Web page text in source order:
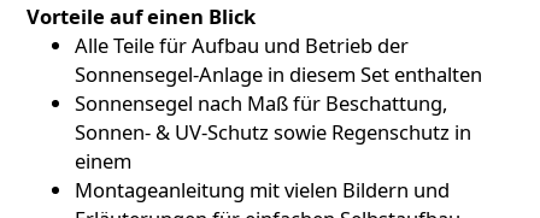
Vorteile auf einen Blick
Alle Teile für Aufbau und Betrieb der
Sonnensegel-Anlage in diesem Set enthalten
Sonnensegel nach Maß für Beschattung,
Sonnen- & UV-Schutz sowie Regenschutz in
einem
Montageanleitung mit vielen Bildern und